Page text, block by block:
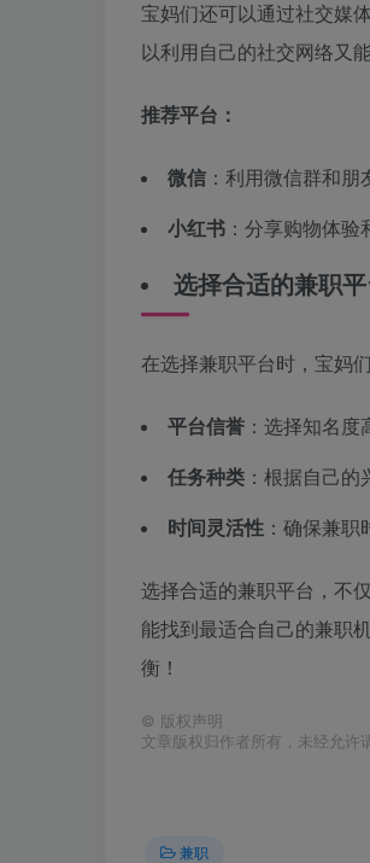
宝妈们还可以通过社交媒
以利用自己的社交网络又
推荐平台：
微信 ：利用微信群和朋
小红书 ：分享购物体验
选择合适的兼职
在选择兼职平台时，宝妈
平台信誉 ：选择知名度
任务种类 ：根据自己
时间灵活性 ：确保兼职
选择合适的兼职平台，不
能找到最适合自己的兼职
衡！
© 版权声明
文章版权归作者所有，未经允许
兼职